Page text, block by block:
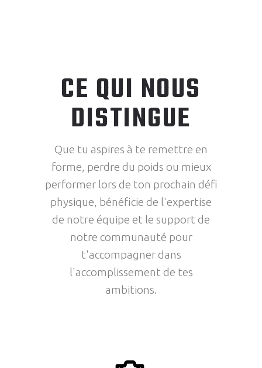
CE QUI NOUS
DISTINGUE
Que tu aspires à te remettre en
forme, perdre du poids ou mieux
performer lors de ton prochain défi
physique, bénéficie de l'expertise
de notre équipe et le support de
notre communauté pour
t'accompagner dans
l'accomplissement de tes
ambitions.